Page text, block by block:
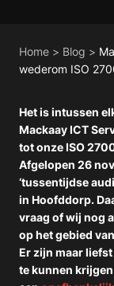
Home > Blog >
wederom ISO
Het is intussen
Mackaay ICT
tot onze ISO
Afgelopen 26
‘tussentijdse
in Hoofddorp.
vraag of wij nog
op het gebied
Er zijn maar
te kunnen